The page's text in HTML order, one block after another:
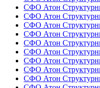
СФО Атон
СФО Атон
СФО Атон
СФО Атон
СФО Атон
СФО Атон
СФО Атон
СФО Атон
СФО Атон